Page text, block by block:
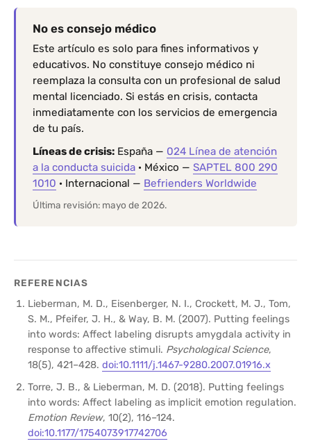
No es consejo médico
Este artículo es solo para fines informativos y
educativos. No constituye consejo médico ni
reemplaza la consulta con un profesional de salud
mental licenciado. Si estás en crisis, contacta
inmediatamente con los servicios de emergencia
de tu país.
Líneas de crisis: España — 024 Línea de atención
a la conducta suicida · México — SAPTEL 800 290
1010 · Internacional — Befrienders Worldwide
Última revisión: mayo de 2026.
REFERENCIAS
Lieberman, M. D., Eisenberger, N. I., Crockett, M. J., Tom,
S. M., Pfeifer, J. H., & Way, B. M. (2007). Putting feelings
into words: Affect labeling disrupts amygdala activity in
response to affective stimuli. Psychological Science,
18(5), 421–428. doi:10.1111/j.1467-9280.2007.01916.x
Torre, J. B., & Lieberman, M. D. (2018). Putting feelings
into words: Affect labeling as implicit emotion regulation.
Emotion Review, 10(2), 116–124.
doi:10.1177/1754073917742706